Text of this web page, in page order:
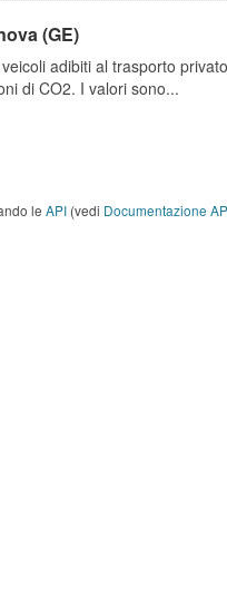
(GE)
adibiti al trasporto
di CO2. I valori sono...
le API (vedi Documentazione